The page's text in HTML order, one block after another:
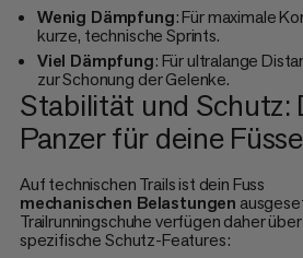
Wenig Dämpfung: Für maximale
kurze, technische Sprints.
Viel Dämpfung: Für ultralange
zur Schonung der Gelenke.
Stabilität und Schutz:
Panzer für deine Füsse
Auf technischen Trails ist dein Fuss
mechanischen Belastungen
Trailrunningschuhe verfügen daher über
spezifische Schutz-Features: